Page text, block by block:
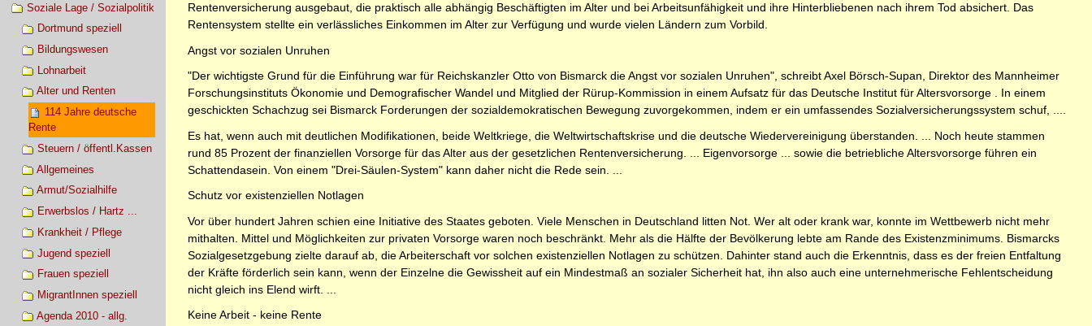
Soziale Lage / Sozialpolitik
Dortmund speziell
Bildungswesen
Lohnarbeit
Alter und Renten
114 Jahre deutsche
Rente
Steuern / öffentl.Kassen
Allgemeines
Armut/Sozialhilfe
Erwerbslos / Hartz ...
Krankheit / Pflege
Jugend speziell
Frauen speziell
MigrantInnen speziell
Agenda 2010 - allg.
Rentenversicherung ausgebaut, die praktisch alle abhängig Beschäftigten im Alter und bei Arbeitsunfähigkeit und ihre Hinterbliebenen nach ihrem Tod absichert. Das
Rentensystem stellte ein verlässliches Einkommen im Alter zur Verfügung und wurde vielen Ländern zum Vorbild.
Angst vor sozialen Unruhen
"Der wichtigste Grund für die Einführung war für Reichskanzler Otto von Bismarck die Angst vor sozialen Unruhen", schreibt Axel Börsch-Supan, Direktor des Mannheimer
Forschungsinstituts Ökonomie und Demografischer Wandel und Mitglied der Rürup-Kommission in einem Aufsatz für das Deutsche Institut für Altersvorsorge . In einem
geschickten Schachzug sei Bismarck Forderungen der sozialdemokratischen Bewegung zuvorgekommen, indem er ein umfassendes Sozialversicherungssystem schuf, ....
Es hat, wenn auch mit deutlichen Modifikationen, beide Weltkriege, die Weltwirtschaftskrise und die deutsche Wiedervereinigung überstanden. ... Noch heute stammen
rund 85 Prozent der finanziellen Vorsorge für das Alter aus der gesetzlichen Rentenversicherung. ... Eigenvorsorge ... sowie die betriebliche Altersvorsorge führen ein
Schattendasein. Von einem "Drei-Säulen-System" kann daher nicht die Rede sein. ...
Schutz vor existenziellen Notlagen
Vor über hundert Jahren schien eine Initiative des Staates geboten. Viele Menschen in Deutschland litten Not. Wer alt oder krank war, konnte im Wettbewerb nicht mehr
mithalten. Mittel und Möglichkeiten zur privaten Vorsorge waren noch beschränkt. Mehr als die Hälfte der Bevölkerung lebte am Rande des Existenzminimums. Bismarcks
Sozialgesetzgebung zielte darauf ab, die Arbeiterschaft vor solchen existenziellen Notlagen zu schützen. Dahinter stand auch die Erkenntnis, dass es der freien Entfaltung
der Kräfte förderlich sein kann, wenn der Einzelne die Gewissheit auf ein Mindestmaß an sozialer Sicherheit hat, ihn also auch eine unternehmerische Fehlentscheidung
nicht gleich ins Elend wirft. ...
Keine Arbeit - keine Rente